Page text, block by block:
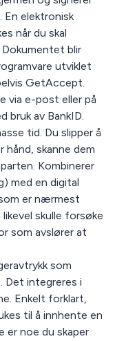
elektronisk
når du skal
blir
utviklet
GetAccept.
via e-post eller på
bruk av BankID.
tid. Du slipper å
skanne dem
Kombinerer
med en digital
er nærmest
skulle forsøke
som avslører at
som
Det integreres i
Enkelt forklart,
til å innhente en
er noe du skaper